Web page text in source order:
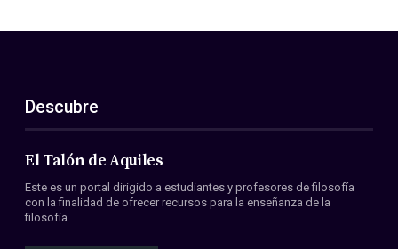
ES
EN
Acerca de nosotros
Miembros
Convenios
Descubre
El Talón de Aquiles
Este es un portal dirigido a estudiantes y profesores de filosofía
con la finalidad de ofrecer recursos para la enseñanza de la
filosofía.